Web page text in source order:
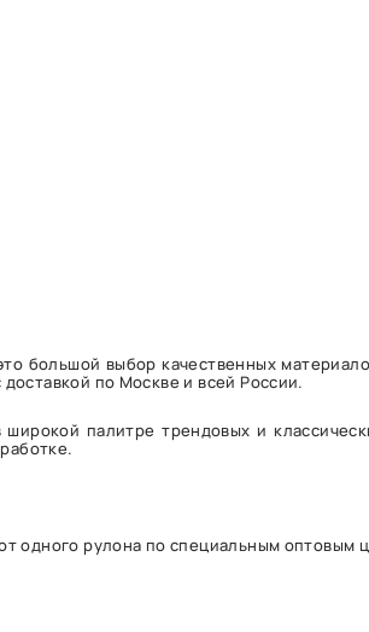
большой выбор качественных
по Москве и всей России.
палитре трендовых и
одного рулона по специальным оптовым